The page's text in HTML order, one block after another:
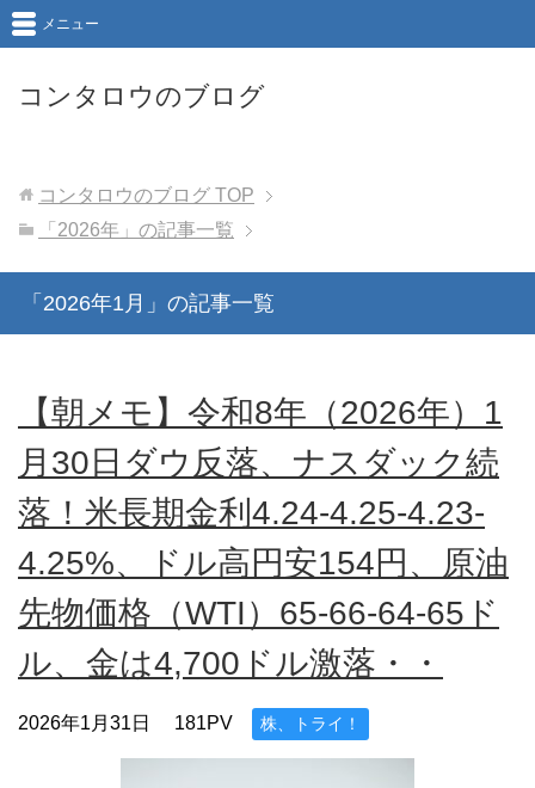
コンタロウのブログ
メニュー
コンタロウのブログ TOP
「2026年」の記事一覧
「2026年1月」の記事一覧
【朝メモ】令和8年（2026年）1
月30日ダウ反落、ナスダック続
落！米長期金利4.24-4.25-4.23-
4.25%、ドル高円安154円、原油
先物価格（WTI）65-66-64-65ド
ル、金は4,700ドル激落・・
2026年1月31日 181PV 株、トライ！